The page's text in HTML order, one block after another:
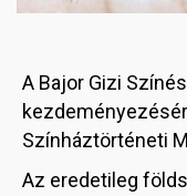
A Bajor Gizi
Színháztörténeti
Az eredetileg